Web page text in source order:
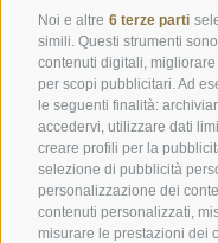
Noi e altre 6 terze parti
simili. Questi strumenti
contenuti digitali,
per scopi pubblicitari. Ad
le seguenti finalità:
accedervi, utilizzare dati
creare profili per la
selezione di pubblicità
personalizzazione dei
contenuti personalizzati,
misurare le prestazioni dei